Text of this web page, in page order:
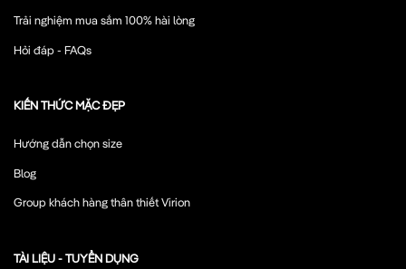
Trải nghiệm mua sắm 100% hài lòng
Hỏi đáp - FAQs
KIẾN THỨC MẶC ĐẸP
Hướng dẫn chọn size
Blog
Group khách hàng thân thiết Virion
TÀI LIỆU - TUYỂN DỤNG